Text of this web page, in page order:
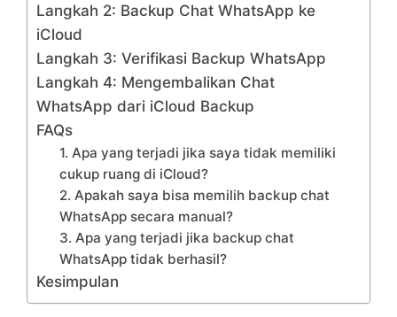
Langkah 2: Backup Chat WhatsApp ke
iCloud
Langkah 3: Verifikasi Backup WhatsApp
Langkah 4: Mengembalikan Chat
WhatsApp dari iCloud Backup
FAQs
1. Apa yang terjadi jika saya tidak memiliki
cukup ruang di iCloud?
2. Apakah saya bisa memilih backup chat
WhatsApp secara manual?
3. Apa yang terjadi jika backup chat
WhatsApp tidak berhasil?
Kesimpulan